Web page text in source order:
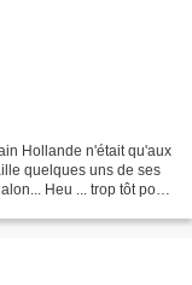
Hollande n'était qu'aux
quelques uns de ses
Heu ... trop tôt pour